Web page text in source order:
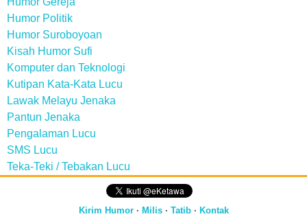
Humor Politik
Humor Suroboyoan
Kisah Humor Sufi
Komputer dan Teknologi
Kutipan Kata-Kata Lucu
Lawak Melayu Jenaka
Pantun Jenaka
Pengalaman Lucu
SMS Lucu
Teka-Teki / Tebakan Lucu
Kirim Humor· Milis· Tatib· Kontak